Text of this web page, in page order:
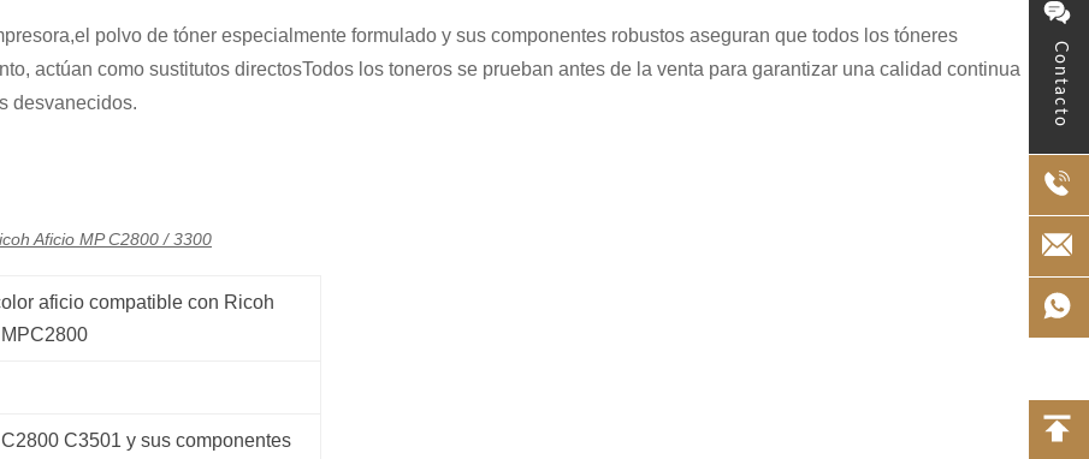
Contacto
polvo de tóner especialmente formulado y sus componentes robustos aseguran que todos los tóneres
actúan como sustitutos directosTodos los toneros se prueban antes de la venta para garantizar una calidad continua
desvanecidos.
Aficio MP C2800 / 3300
aficio compatible con Ricoh
C3501 y sus componentes